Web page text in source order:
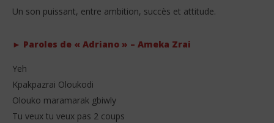
Ameka Zrai – Adriano (Lyrics + English Translation +
25
Un son puissant, entre ambition, succès et attitude.
► Paroles de « Adriano » – Ameka Zrai
Yeh
Kpakpazrai Oloukodi
Olouko maramarak gbiwly
Tu veux tu veux pas 2 coups